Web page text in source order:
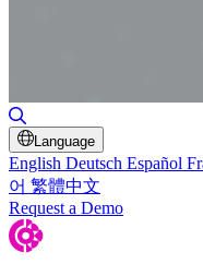
Language
English Deutsch Español
어 繁體中文
Request a Demo